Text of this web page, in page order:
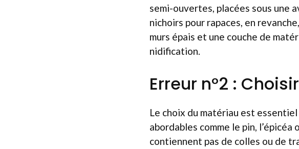
semi-ouvertes, placées sous une
nichoirs pour rapaces, en
murs épais et une couche de
nidification.
Erreur n°2 :
Le choix du matériau est
abordables comme le pin,
contiennent pas de colles ou de